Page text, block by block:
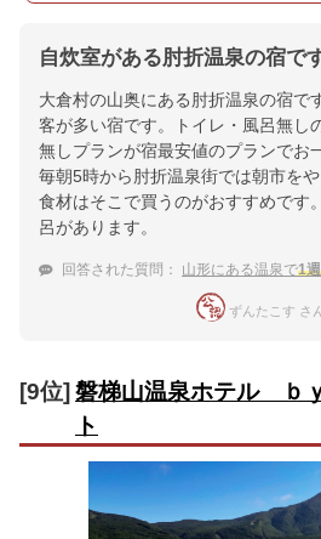
自炊室がある肘折温泉の宿で
大倉村の山奥にある肘折温泉の宿で
客が多い宿です。トイレ・風呂無し
無しプランが宿最安値のプランでお
毎朝5時から肘折温泉街では朝市を
食材はそこで買うのがおすすめです
呂があります。
回答された質問： 山形にある温泉で1
ずんたこす さ
[9位] 磐梯山温泉ホテル ｂ
ト